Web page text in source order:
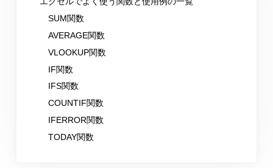
SUM関数
AVERAGE関数
VLOOKUP関数
IF関数
IFS関数
COUNTIF関数
IFERROR関数
TODAY関数